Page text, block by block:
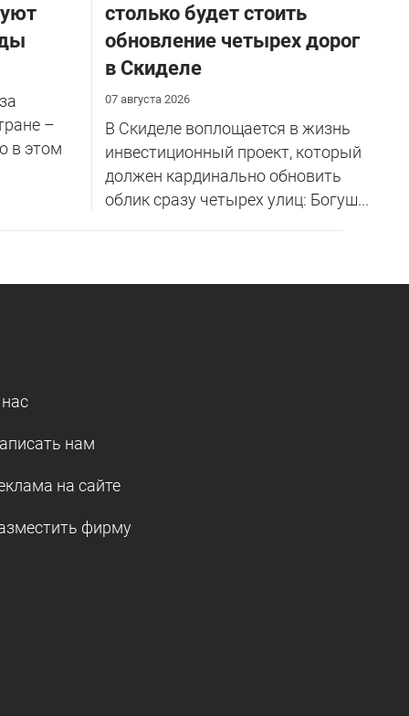
–
в этом
столько будет стоить
обновление четырех дорог
в Скиделе
07 августа 2026
В Скиделе воплощается в жизнь
инвестиционный проект, который
должен кардинально обновить
облик сразу четырех улиц: Богуш...
нам
на сайте
фирму